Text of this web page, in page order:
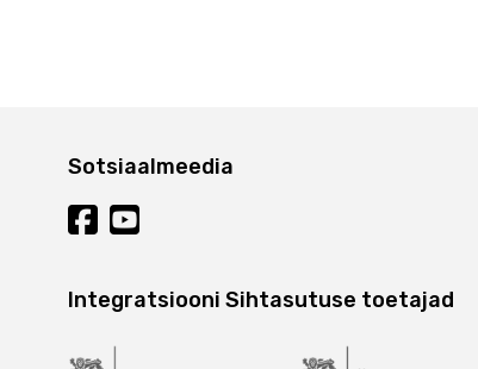
Sotsiaalmeedia
Integratsiooni Sihtasutuse toetajad